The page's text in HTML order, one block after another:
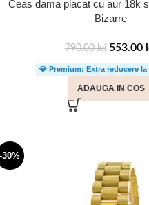
Ceas dama placat cu aur 18k
Bizarre
790.00lei 553.00
💎 Premium: Extra reducere
ADAUGA IN COS
-30%